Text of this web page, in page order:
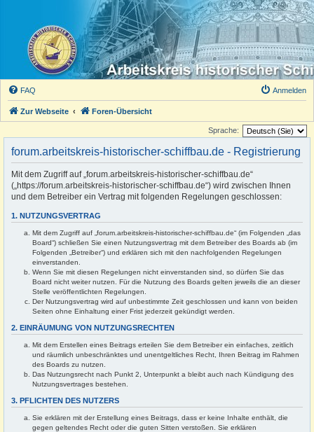
FAQ Anmelden
Zur Webseite Foren-Übersicht
Sprache:
forum.arbeitskreis-historischer-schiffbau.de - Registrierung
Mit dem Zugriff auf „forum.arbeitskreis-historischer-schiffbau.de“
(„https://forum.arbeitskreis-historischer-schiffbau.de“) wird zwischen Ihnen
und dem Betreiber ein Vertrag mit folgenden Regelungen geschlossen:
1. NUTZUNGSVERTRAG
Mit dem Zugriff auf „forum.arbeitskreis-historischer-schiffbau.de“ (im Folgenden „das
Board“) schließen Sie einen Nutzungsvertrag mit dem Betreiber des Boards ab (im
Folgenden „Betreiber“) und erklären sich mit den nachfolgenden Regelungen
einverstanden.
Wenn Sie mit diesen Regelungen nicht einverstanden sind, so dürfen Sie das
Board nicht weiter nutzen. Für die Nutzung des Boards gelten jeweils die an dieser
Stelle veröffentlichten Regelungen.
Der Nutzungsvertrag wird auf unbestimmte Zeit geschlossen und kann von beiden
Seiten ohne Einhaltung einer Frist jederzeit gekündigt werden.
2. EINRÄUMUNG VON NUTZUNGSRECHTEN
Mit dem Erstellen eines Beitrags erteilen Sie dem Betreiber ein einfaches, zeitlich
und räumlich unbeschränktes und unentgeltliches Recht, Ihren Beitrag im Rahmen
des Boards zu nutzen.
Das Nutzungsrecht nach Punkt 2, Unterpunkt a bleibt auch nach Kündigung des
Nutzungsvertrages bestehen.
3. PFLICHTEN DES NUTZERS
Sie erklären mit der Erstellung eines Beitrags, dass er keine Inhalte enthält, die
gegen geltendes Recht oder die guten Sitten verstoßen. Sie erklären